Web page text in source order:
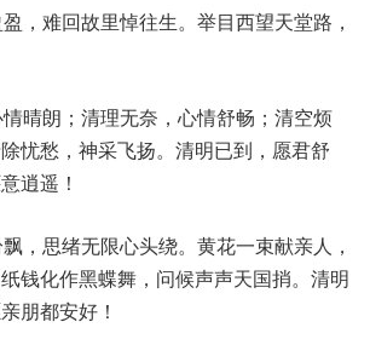
，难回故里悼往生。举目西望天堂路，
晴朗；清理无奈，心情舒畅；清空烦
忧愁，神采飞扬。清明已到，愿君舒
逍遥！
，思绪无限心头绕。黄花一束献亲人，
钱化作黑蝶舞，问候声声天国捎。清明
朋都安好！